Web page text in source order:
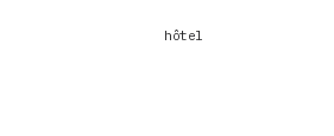
hôtel